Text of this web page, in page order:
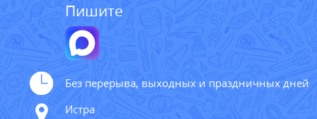
Пишите
Без перерыва, выходных и праздничных дней
Истра